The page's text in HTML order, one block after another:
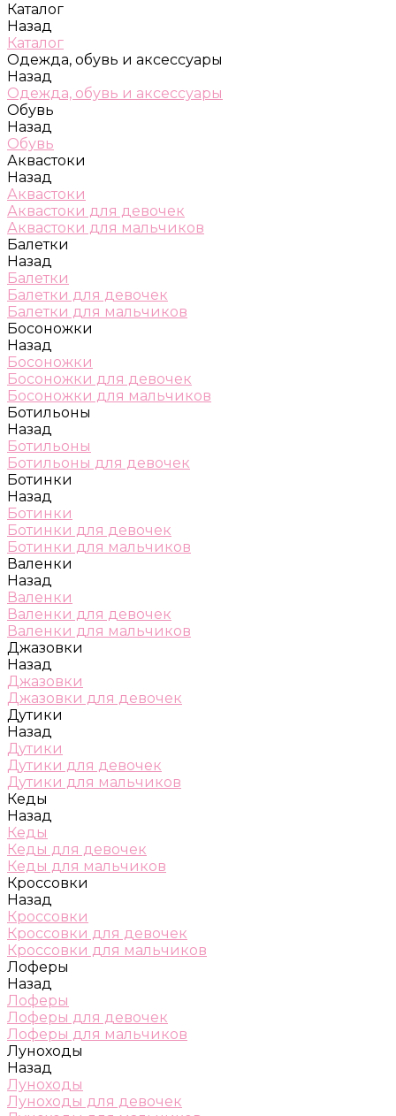
Каталог
Назад
Каталог
Одежда, обувь и аксессуары
Назад
Одежда, обувь и аксессуары
Обувь
Назад
Обувь
Аквастоки
Назад
Аквастоки
Аквастоки для девочек
Аквастоки для мальчиков
Балетки
Назад
Балетки
Балетки для девочек
Балетки для мальчиков
Босоножки
Назад
Босоножки
Босоножки для девочек
Босоножки для мальчиков
Ботильоны
Назад
Ботильоны
Ботильоны для девочек
Ботинки
Назад
Ботинки
Ботинки для девочек
Ботинки для мальчиков
Валенки
Назад
Валенки
Валенки для девочек
Валенки для мальчиков
Джазовки
Назад
Джазовки
Джазовки для девочек
Дутики
Назад
Дутики
Дутики для девочек
Дутики для мальчиков
Кеды
Назад
Кеды
Кеды для девочек
Кеды для мальчиков
Кроссовки
Назад
Кроссовки
Кроссовки для девочек
Кроссовки для мальчиков
Лоферы
Назад
Лоферы
Лоферы для девочек
Лоферы для мальчиков
Луноходы
Назад
Луноходы
Луноходы для девочек